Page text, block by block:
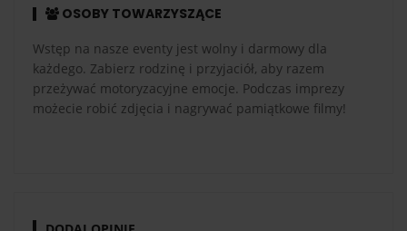
OSOBY TOWARZYSZĄCE
Wstęp na nasze eventy jest wolny i darmowy dla
każdego. Zabierz rodzinę i przyjaciół, aby razem
przeżywać motoryzacyjne emocje. Podczas imprezy
możecie robić zdjęcia i nagrywać pamiątkowe filmy!